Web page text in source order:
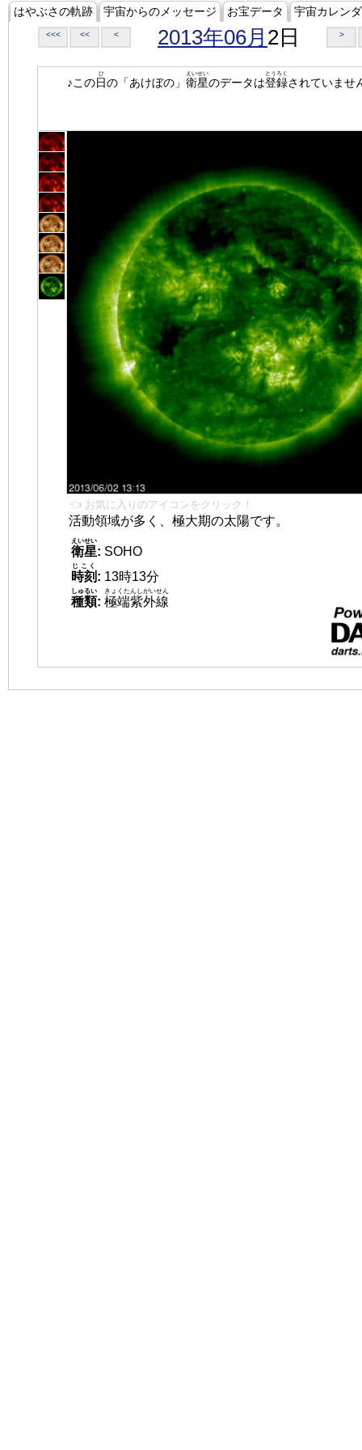
はやぶさの軌跡 宇宙からのメッセージ お宝データ 宇宙カレン
<<< << < 2013年06月 2日 >
♪この日
ひ
の「あけぼの」 衛星
えいせい
のデータは登録
とうろく
されていませ
👈 お気に入りのアイコンをクリック！
活動領域が多く、極大期の太陽です。
衛星
えいせい
: SOHO
時刻
じこく
: 13時13分
種類
しゅるい
: 極端紫外線
きょくたんしがいせん